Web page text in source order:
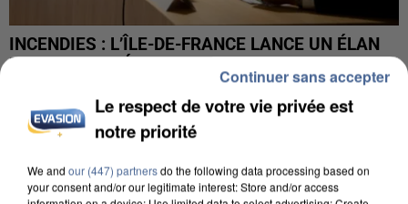
INCENDIES : L’ÎLE-DE-FRANCE LANCE UN ÉLAN
DE SOLIDARITÉ AVEC LES...
Le respect de votre vie privée est
notre priorité
We and our (447) partnersdo the following data processing based on
your consent and/or our legitimate interest: Store and/or access
Continuer sans accepter